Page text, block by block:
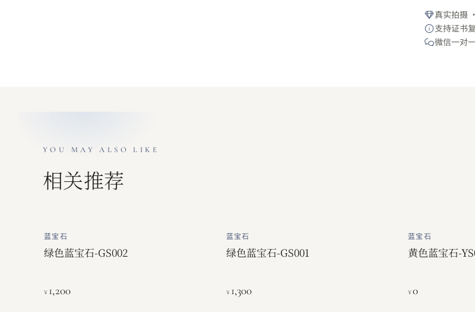
真实拍摄
支持证书
微信一对
YOU MAY ALSO LIKE
相关推荐
蓝宝石
绿色蓝宝石-GS002
¥1,200
蓝宝石
绿色蓝宝石-GS001
¥ 1,300
蓝宝石
黄色蓝宝石-
¥0